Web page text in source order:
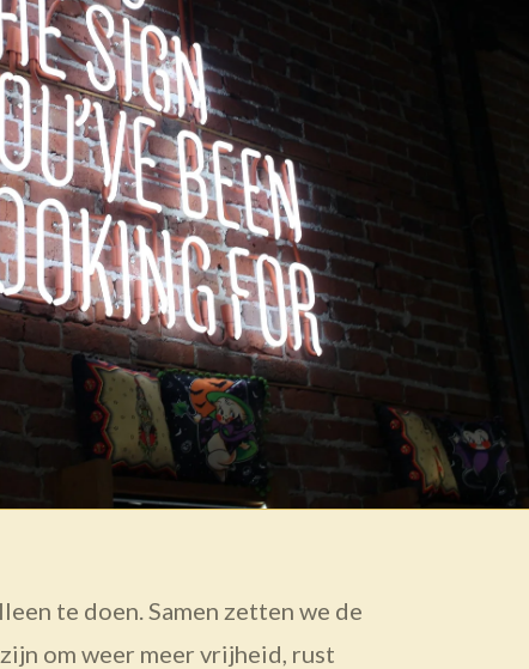
te doen. Samen zetten we de
om weer meer vrijheid, rust